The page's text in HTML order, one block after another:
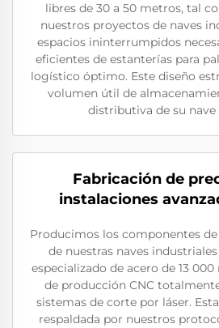
libres de 30 a 50 metros, tal
nuestros proyectos de naves
espacios ininterrumpidos
eficientes de estanterías para
logístico óptimo. Este diseño
volumen útil de
distributiva de su
Fabricación de
instalaciones
Producimos los componentes
de nuestras naves
especializado de acero de 13
de producción CNC
sistemas de corte por láser.
respaldada por nuestros